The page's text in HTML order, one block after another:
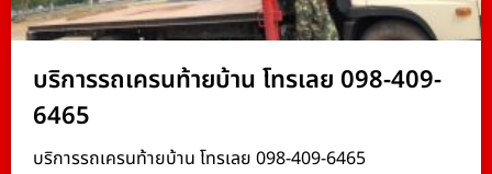
บริการรถเครนท้ายบ้าน โทรเลย 098-409-
6465
บริการรถเครนท้ายบ้าน โทรเลย 098-409-6465